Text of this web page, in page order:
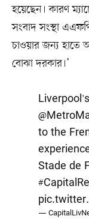
হয়েছেন। কারণ
সংবাদ সংস্থা
চাওয়ার জন্য হাতে
বোঝা দরকার।’
to the
Stade de
—